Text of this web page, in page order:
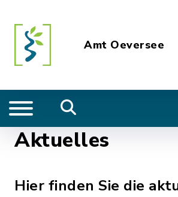
Amt Oeversee
Aktuelles
Hier finden Sie die